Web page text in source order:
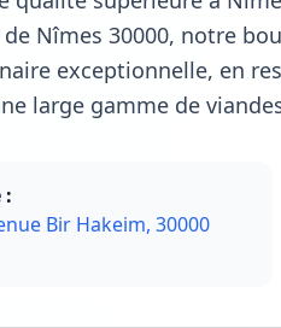
Nîmes 30000, notre
exceptionnelle, en
large gamme de
:
Bir Hakeim, 30000